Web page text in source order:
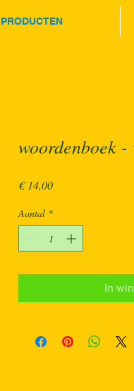
PRODUCTEN
woordenboek
€ 14,00Prijs
Aantal *
In